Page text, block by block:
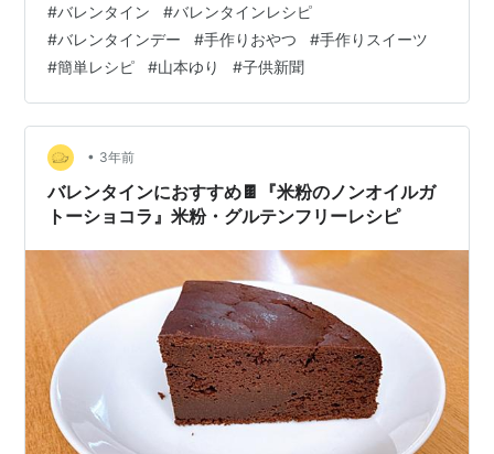
学生御用達の読売KODOMO新聞です！！！ 我が家では
子供だけでなく意識低い系専業主婦ことアサリの母も 教
養を得るために愛読してますことよ！！！ さてさて、話
はそれましたが作り方の紹介です 材料⚫︎ココア生地→卵1
個 ⚫︎キビ糖、薄力粉、米粉各30g ⚫︎ハチミツ7 g…
#バレンタイン #バレンタインレシピ
#バレンタインデー #手作りおやつ #手作りスイーツ
#簡単レシピ #山本ゆり #子供新聞
• 3年前
バレンタインにおすすめ🍫『米粉のノンオイルガ
トーショコラ』米粉・グルテンフリーレシピ